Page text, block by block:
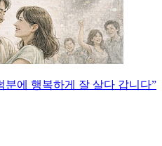
분에 행복하게 잘 살다 갑니다”